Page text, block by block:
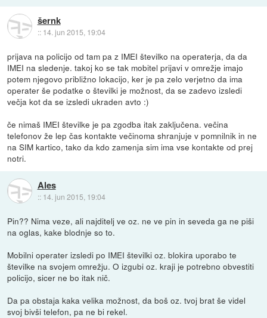
šernk
:: 14. jun 2015, 19:04
prijava na policijo od tam pa z IMEI številko na operaterja, da da
IMEI na sledenje. takoj ko se tak mobitel prijavi v omrežje imajo
potem njegovo približno lokacijo, ker je pa zelo verjetno da ima
operater še podatke o številki je možnost, da se zadevo izsledi
večja kot da se izsledi ukraden avto :)
če nimaš IMEI številke je pa zgodba itak zaključena. večina
telefonov že lep čas kontakte večinoma shranjuje v pomnilnik in ne
na SIM kartico, tako da kdo zamenja sim ima vse kontakte od prej
notri.
Ales
:: 14. jun 2015, 19:04
Pin?? Nima veze, ali najditelj ve oz. ne ve pin in seveda ga ne piši
na oglas, kake blodnje so to.
Mobilni operater izsledi po IMEI številki oz. blokira uporabo te
številke na svojem omrežju. O izgubi oz. kraji je potrebno obvestiti
policijo, sicer ne bo itak nič.
Da pa obstaja kaka velika možnost, da boš oz. tvoj brat še videl
svoj bivši telefon, pa ne bi rekel.